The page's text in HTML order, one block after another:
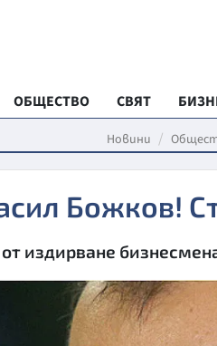
ОБЩЕСТВО СВЯТ
Новини
Божков!
издирване